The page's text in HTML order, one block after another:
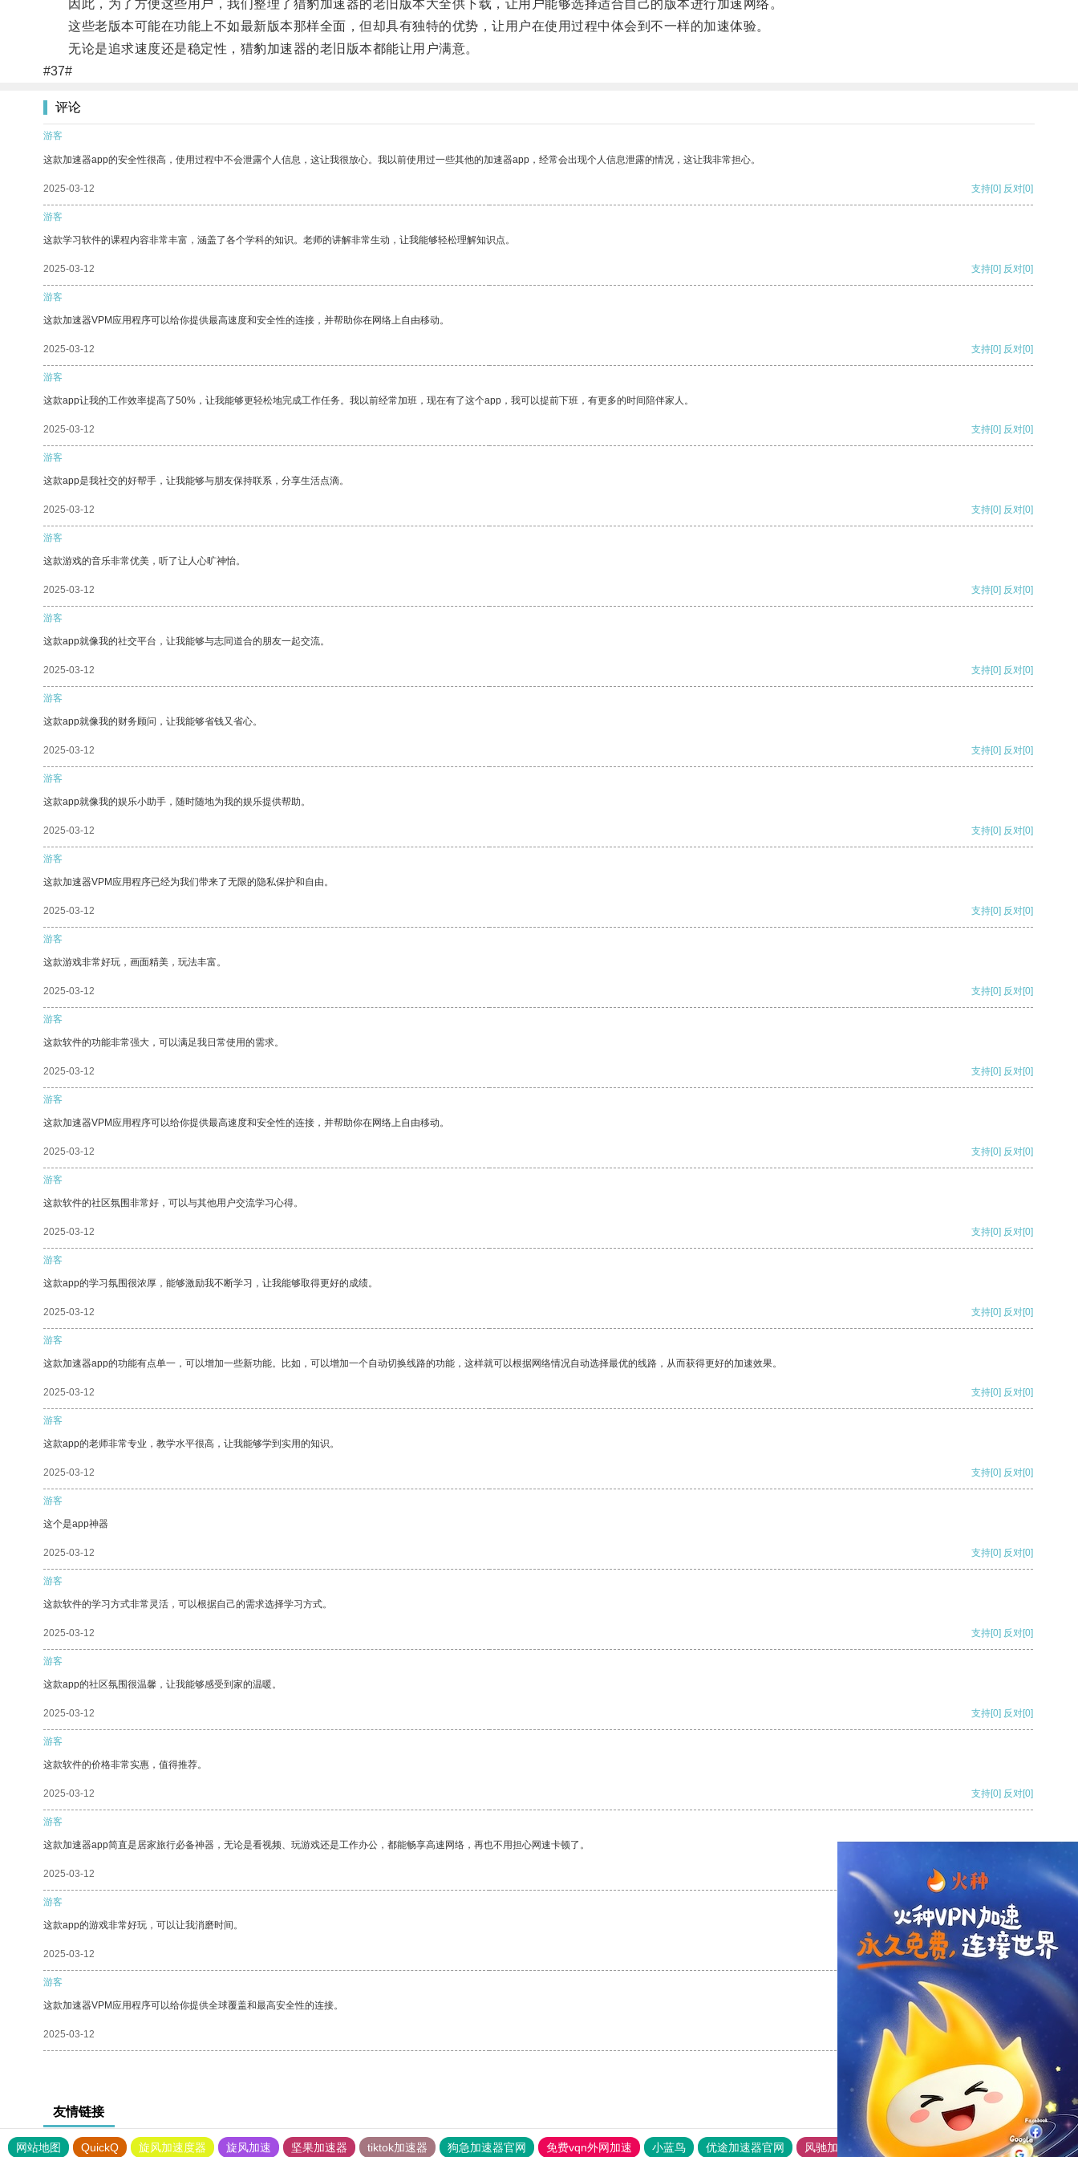
因此，为了方便这些用户，我们整理了猎豹加速器的老旧版本大全供下载，让用户能够选择适合自己的版本进行加速网络。
这些老版本可能在功能上不如最新版本那样全面，但却具有独特的优势，让用户在使用过程中体会到不一样的加速体验。
无论是追求速度还是稳定性，猎豹加速器的老旧版本都能让用户满意。
#37#
评论
游客
这款加速器app的安全性很高，使用过程中不会泄露个人信息，这让我很放心。我以前使用过一些其他的加速器app，经常会出现个人信息泄露的情况，这让我非常担心。
2025-03-12 支持[0] 反对[0]
游客
这款学习软件的课程内容非常丰富，涵盖了各个学科的知识。老师的讲解非常生动，让我能够轻松理解知识点。
2025-03-12 支持[0] 反对[0]
游客
这款加速器VPM应用程序可以给你提供最高速度和安全性的连接，并帮助你在网络上自由移动。
2025-03-12 支持[0] 反对[0]
游客
这款app让我的工作效率提高了50%，让我能够更轻松地完成工作任务。我以前经常加班，现在有了这个app，我可以提前下班，有更多的时间陪伴家人。
2025-03-12 支持[0] 反对[0]
游客
这款app是我社交的好帮手，让我能够与朋友保持联系，分享生活点滴。
2025-03-12 支持[0] 反对[0]
游客
这款游戏的音乐非常优美，听了让人心旷神怡。
2025-03-12 支持[0] 反对[0]
游客
这款app就像我的社交平台，让我能够与志同道合的朋友一起交流。
2025-03-12 支持[0] 反对[0]
游客
这款app就像我的财务顾问，让我能够省钱又省心。
2025-03-12 支持[0] 反对[0]
游客
这款app就像我的娱乐小助手，随时随地为我的娱乐提供帮助。
2025-03-12 支持[0] 反对[0]
游客
这款加速器VPM应用程序已经为我们带来了无限的隐私保护和自由。
2025-03-12 支持[0] 反对[0]
游客
这款游戏非常好玩，画面精美，玩法丰富。
2025-03-12 支持[0] 反对[0]
游客
这款软件的功能非常强大，可以满足我日常使用的需求。
2025-03-12 支持[0] 反对[0]
游客
这款加速器VPM应用程序可以给你提供最高速度和安全性的连接，并帮助你在网络上自由移动。
2025-03-12 支持[0] 反对[0]
游客
这款软件的社区氛围非常好，可以与其他用户交流学习心得。
2025-03-12 支持[0] 反对[0]
游客
这款app的学习氛围很浓厚，能够激励我不断学习，让我能够取得更好的成绩。
2025-03-12 支持[0] 反对[0]
游客
这款加速器app的功能有点单一，可以增加一些新功能。比如，可以增加一个自动切换线路的功能，这样就可以根据网络情况自动选择最优的线路，从而获得更好的加速效果。
2025-03-12 支持[0] 反对[0]
游客
这款app的老师非常专业，教学水平很高，让我能够学到实用的知识。
2025-03-12 支持[0] 反对[0]
游客
这个是app神器
2025-03-12 支持[0] 反对[0]
游客
这款软件的学习方式非常灵活，可以根据自己的需求选择学习方式。
2025-03-12 支持[0] 反对[0]
游客
这款app的社区氛围很温馨，让我能够感受到家的温暖。
2025-03-12 支持[0] 反对[0]
游客
这款软件的价格非常实惠，值得推荐。
2025-03-12 支持[0] 反对[0]
游客
这款加速器app简直是居家旅行必备神器，无论是看视频、玩游戏还是工作办公，都能畅享高速网络，再也不用担心网速卡顿了。
2025-03-12 支持
游客
这款app的游戏非常好玩，可以让我消磨时间。
2025-03-12 支持[0] 反对[0]
游客
这款加速器VPM应用程序可以给你提供全球覆盖和最高安全性的连接。
2025-03-12 支持[0] 反对[0]
友情链接
网站地图 QuickQ 旋风加速度器 旋风加速 坚果加速器 tiktok加速器 狗急加速器官网 免费vqn外网加速 小蓝鸟 优途加速器官网 风驰加速器 旋风加速器